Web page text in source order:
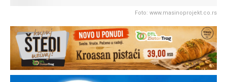
Foto: www.masinoprojekt.co.rs